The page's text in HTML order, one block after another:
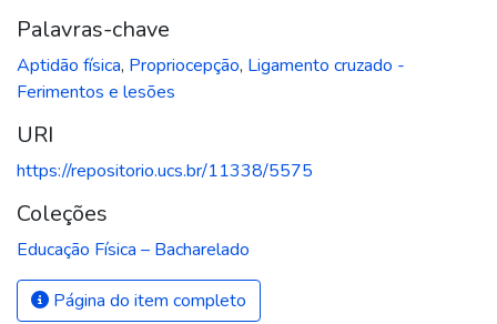
Palavras-chave
Aptidão física, Propriocepção, Ligamento cruzado -
Ferimentos e lesões
URI
https://repositorio.ucs.br/11338/5575
Coleções
Educação Física – Bacharelado
Página do item completo